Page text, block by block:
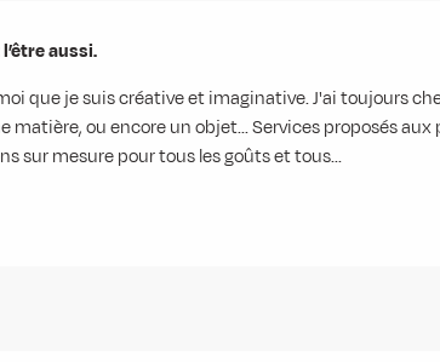
aussi.
que je suis créative et imaginative. J'ai toujours
matière, ou encore un objet... Services proposés
sur mesure pour tous les goûts et tous...